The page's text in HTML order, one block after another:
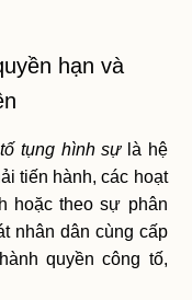
hạn và
tụng hình sựlà hệ
tiến hành, các hoạt
hoặc theo sự phân
nhân dân cùng cấp
quyền công tố,